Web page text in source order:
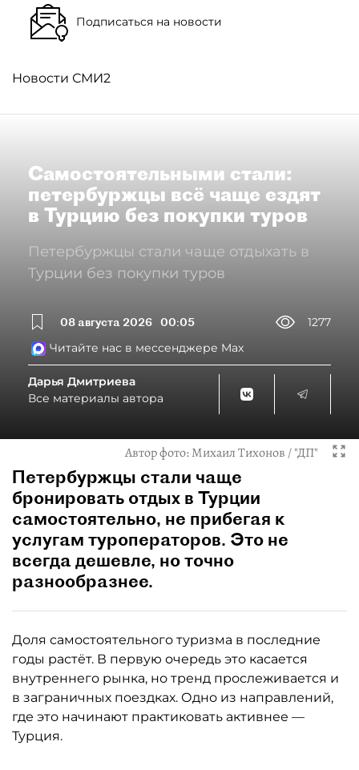
Подписаться на новости
Новости СМИ2
Самостоятельными стали:
петербуржцы всё чаще ездят
в Турцию без покупки туров
Петербуржцы стали чаще отдыхать в
Турции без покупки туров
08 августа 2026 00:05
1277
Читайте нас в мессенджере Max
Дарья Дмитриева
Все материалы автора
Автор фото:Михаил Тихонов / "ДП"
Петербуржцы стали чаще
бронировать отдых в Турции
самостоятельно, не прибегая к
услугам туроператоров. Это не
всегда дешевле, но точно
разнообразнее.
Доля самостоятельного туризма в последние
годы растёт. В первую очередь это касается
внутреннего рынка, но тренд прослеживается и
в заграничных поездках. Одно из направлений,
где это начинают практиковать активнее —
Турция.